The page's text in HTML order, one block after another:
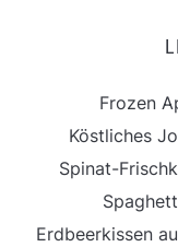
Frozen
Köstliches
Spinat-
Erdbeerkissen